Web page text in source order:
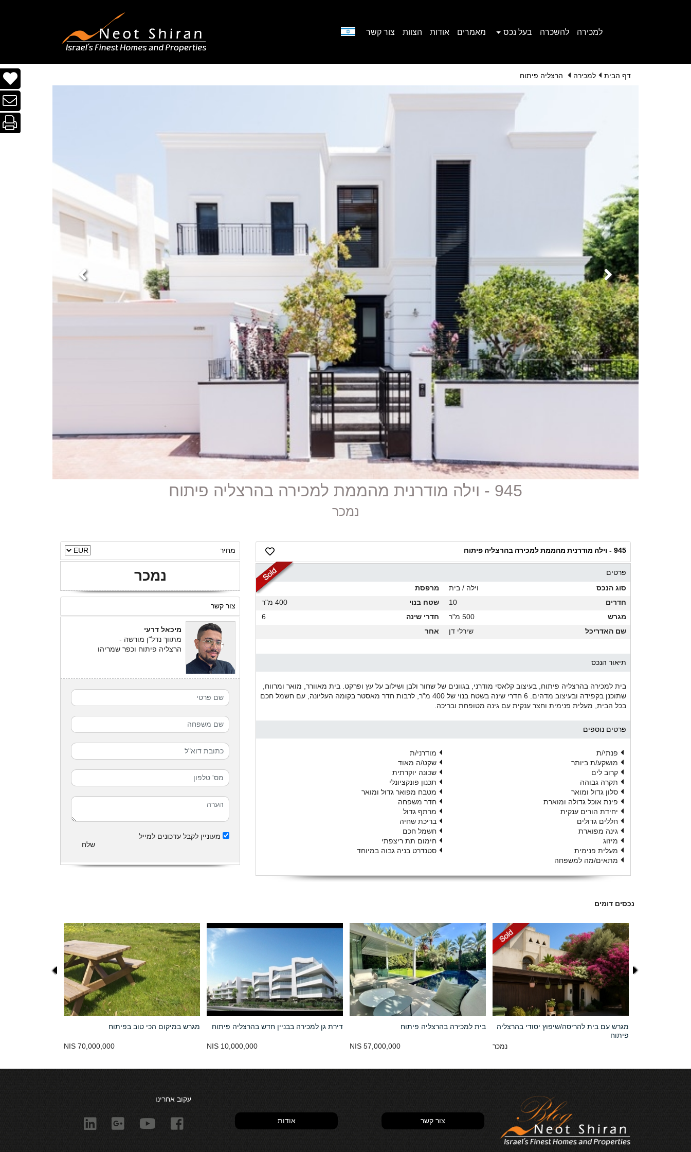
למכירה להשכרה בעל נכס מאמרים אודות הצוות צור קשר
דף הבית למכירה הרצליה פיתוח
945 - וילה מודרנית מהממת למכירה בהרצליה פיתוח
נמכר
945 - וילה מודרנית מהממת למכירה בהרצליה פיתוח
פרטים
סוג הנכס
וילה / בית
מרפסת
חדרים
10 שטח בנוי
400 מ"ר
מגרש
500 מ"ר חדרי שינה
6
שם האדריכל
שירלי דן אחר
תיאור הנכס
בית למכירה בהרצליה פיתוח, בעיצוב קלאסי מודרני, בגוונים של שחור ולבן ושילוב על עץ ופרקט. בית מאוורר, מואר ומרווח,
שתוכנן בקפידה ובעיצוב מדהים. 6 חדרי שינה בשטח בנוי של 400 מ"ר, לרבות חדר מאסטר בקומה העליונה, עם חשמל חכם
בכל הבית, מעלית פנימית וחצר ענקית עם גינה מטופחת ובריכה.
פרטים נוספים
פנתי/ת
מודרני/ת
מושקע/ת ביותר
שקט/ה מאוד
קרוב לים
שכונה יוקרתית
תקרה גבוהה
תכנון פונקציונלי
סלון גדול ומואר
מטבח מפואר גדול ומואר
פינת אוכל גדולה ומוארת
חדר משפחה
יחידת הורים ענקית
מרתף גדול
חללים גדולים
בריכת שחיה
גינה מפוארת
חשמל חכם
מיזוג
חימום תת ריצפתי
מעלית פנימית
סטנדרט בניה גבוה במיוחד
מתאים/מה למשפחה
מחיר
נמכר
צור קשר
מיכאל דרעי
מתווך נדל"ן מורשה -
הרצליה פיתוח וכפר שמריהו
מעוניין לקבל עדכונים למייל
שלח
נכסים דומים
מגרש במיקום הכי טוב בפיתוח
70,000,000 NIS
דירת גן למכירה בבניין חדש בהרצליה פיתוח
10,000,000 NIS
בית למכירה בהרצליה פיתוח
57,000,000 NIS
מגרש עם בית להריסה/שיפוץ יסודי בהרצליה
פיתוח
נמכר
צור קשר אודות
עקוב אחרינו